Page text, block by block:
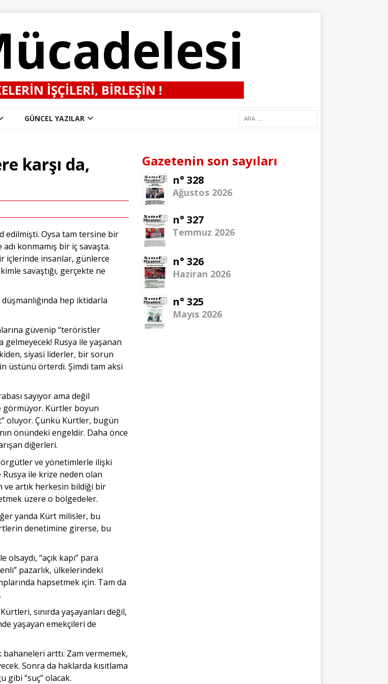
IŞÇILERI, BIRLEŞIN !
GÜNCEL YAZILAR
karşı da,
edilmişti. Oysa tam tersine bir
konmamış bir iç savaşta.
içlerinde insanlar, günlerce
savaştığı, gerçekte ne
hep iktidarla
güvenip “teröristler
Rusya ile yaşanan
siyasi liderler, bir sorun
üstünü örterdi. Şimdi tam aksi
sayıyor ama değil
görmüyor. Kürtler boyun
oluyor. Çünkü Kürtler, bugün
önündeki engeldir. Daha önce
diğerleri.
ve yönetimlerle ilişki
Rusya ile krize neden olan
ve artık herkesin bildiği bir
üzere o bölgedeler.
yanda Kürt milisler, bu
denetimine girerse, bu
“açık kapı” para
pazarlık, ülkelerindeki
hapsetmek için. Tam da
sınırda yaşayanları değil,
yaşayan emekçileri de
bahaneleri arttı. Zam vermemek,
Sonra da haklarda kısıtlama
gibi “suç” olacak.
Gazetenin son sayıları
n° 328
Ağustos 2026
n° 327
Temmuz 2026
n° 326
Haziran 2026
n° 325
Mayıs 2026